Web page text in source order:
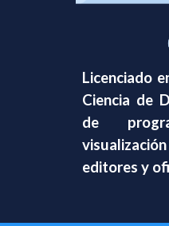
Licenciado
Ciencia de
de
editores y